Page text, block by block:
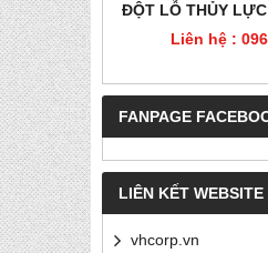
PET
ĐỘT LỖ THỦY
Liên hệ :
FANPAGE
LIÊN KẾT WEBSITE
vhcorp.vn